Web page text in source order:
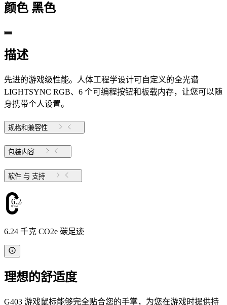
颜色 黑色
描述
先进的游戏级性能。人体工程学设计可自定义的全光谱
LIGHTSYNC RGB、6 个可编程按钮和板载内存，让您可以随
身携带个人设置。
规格和兼容性
包装内容
软件 与 支持
6.24
6.24 千克 CO2e 碳足迹
理想的舒适度
G403 游戏鼠标能够完全贴合您的手掌，为您在游戏时提供持